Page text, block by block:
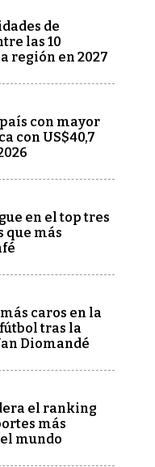
de
las 10
región en 2027
país con mayor
con US$40,7
en el top tres
que más
caros en la
tras la
Diomandé
el ranking
más
mundo